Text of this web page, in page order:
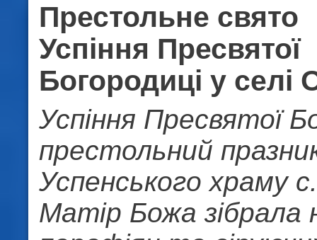
Престольне свято
Успіння Пресвятої
Богородиці у селі
Успіння Пресвятої
престольний
Успенського храму
Матір Божа зібрала